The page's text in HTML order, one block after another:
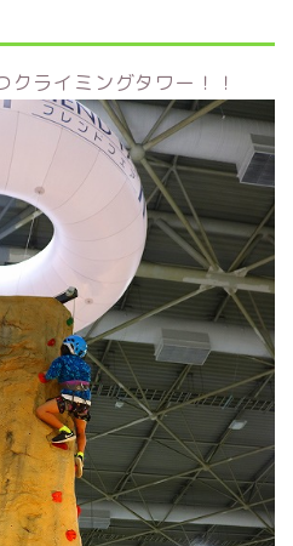
ライミングタワー！！